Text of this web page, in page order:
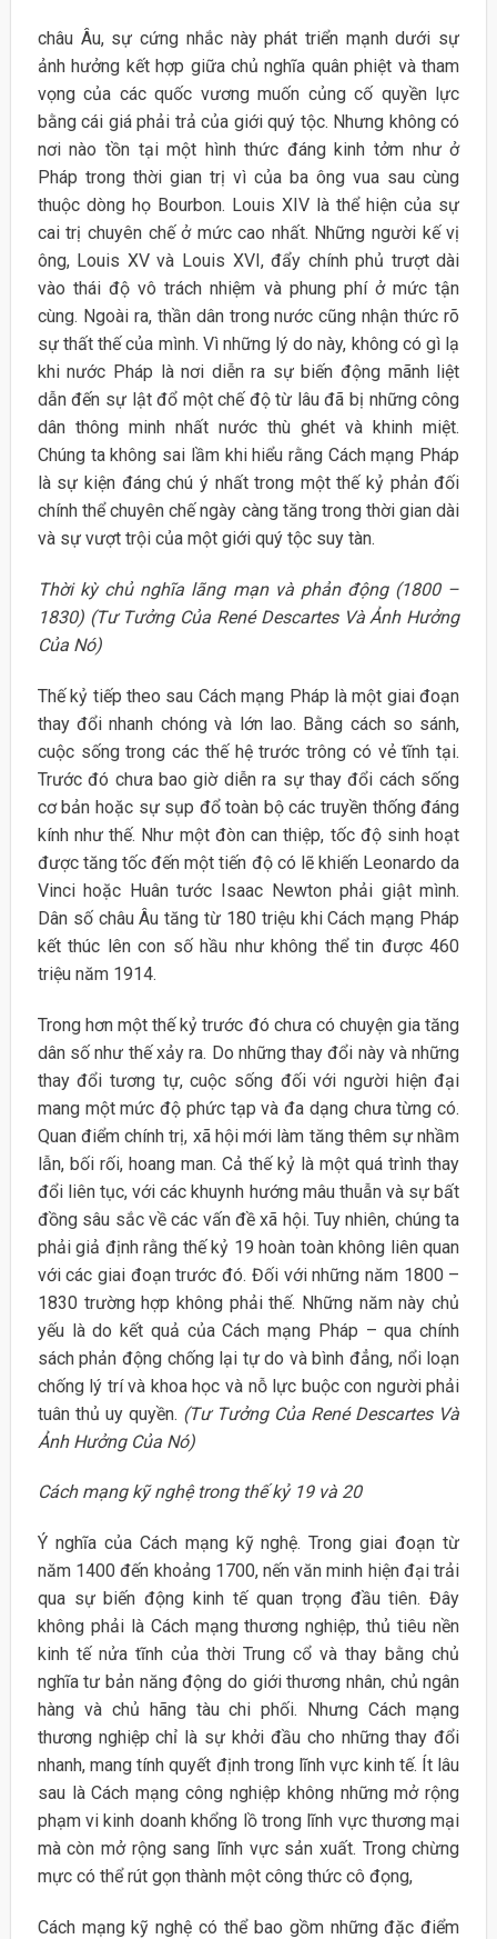
châu Âu, sự cứng nhắc này phát triển mạnh dưới sự
ảnh hưởng kết hợp giữa chủ nghĩa quân phiệt và tham
vọng của các quốc vương muốn củng cố quyền lực
bằng cái giá phải trả của giới quý tộc. Nhưng không có
nơi nào tồn tại một hình thức đáng kinh tởm như ở
Pháp trong thời gian trị vì của ba ông vua sau cùng
thuộc dòng họ Bourbon. Louis XIV là thể hiện của sự
cai trị chuyên chế ở mức cao nhất. Những người kế vị
ông, Louis XV và Louis XVI, đẩy chính phủ trượt dài
vào thái độ vô trách nhiệm và phung phí ở mức tận
cùng. Ngoài ra, thần dân trong nước cũng nhận thức rõ
sự thất thế của mình. Vì những lý do này, không có gì lạ
khi nước Pháp là nơi diễn ra sự biến động mãnh liệt
dẫn đến sự lật đổ một chế độ từ lâu đã bị những công
dân thông minh nhất nước thù ghét và khinh miệt.
Chúng ta không sai lầm khi hiểu rằng Cách mạng Pháp
là sự kiện đáng chú ý nhất trong một thế kỷ phản đối
chính thể chuyên chế ngày càng tăng trong thời gian dài
và sự vượt trội của một giới quý tộc suy tàn.
Thời kỳ chủ nghĩa lãng mạn và phản động (1800 –
1830) (Tư Tưởng Của René Descartes Và Ảnh Hưởng
Của Nó)
Thế kỷ tiếp theo sau Cách mạng Pháp là một giai đoạn
thay đổi nhanh chóng và lớn lao. Bằng cách so sánh,
cuộc sống trong các thế hệ trước trông có vẻ tĩnh tại.
Trước đó chưa bao giờ diễn ra sự thay đổi cách sống
cơ bản hoặc sự sụp đổ toàn bộ các truyền thống đáng
kính như thế. Như một đòn can thiệp, tốc độ sinh hoạt
được tăng tốc đến một tiến độ có lẽ khiến Leonardo da
Vinci hoặc Huân tước Isaac Newton phải giật mình.
Dân số châu Âu tăng từ 180 triệu khi Cách mạng Pháp
kết thúc lên con số hầu như không thể tin được 460
triệu năm 1914.
Trong hơn một thế kỷ trước đó chưa có chuyện gia tăng
dân số như thế xảy ra. Do những thay đổi này và những
thay đổi tương tự, cuộc sống đối với người hiện đại
mang một mức độ phức tạp và đa dạng chưa từng có.
Quan điểm chính trị, xã hội mới làm tăng thêm sự nhầm
lẫn, bối rối, hoang man. Cả thế kỷ là một quá trình thay
đổi liên tục, với các khuynh hướng mâu thuẫn và sự bất
đồng sâu sắc về các vấn đề xã hội. Tuy nhiên, chúng ta
phải giả định rằng thế kỷ 19 hoàn toàn không liên quan
với các giai đoạn trước đó. Đối với những năm 1800 –
1830 trường hợp không phải thế. Những năm này chủ
yếu là do kết quả của Cách mạng Pháp – qua chính
sách phản động chống lại tự do và bình đẳng, nổi loạn
chống lý trí và khoa học và nỗ lực buộc con người phải
tuân thủ uy quyền. (Tư Tưởng Của René Descartes Và
Ảnh Hưởng Của Nó)
Cách mạng kỹ nghệ trong thế kỷ 19 và 20
Ý nghĩa của Cách mạng kỹ nghệ. Trong giai đoạn từ
năm 1400 đến khoảng 1700, nến văn minh hiện đại trải
qua sự biến động kinh tế quan trọng đầu tiên. Đây
không phải là Cách mạng thương nghiệp, thủ tiêu nền
kinh tế nửa tĩnh của thời Trung cổ và thay bằng chủ
nghĩa tư bản năng động do giới thương nhân, chủ ngân
hàng và chủ hãng tàu chi phối. Nhưng Cách mạng
thương nghiệp chỉ là sự khởi đầu cho những thay đổi
nhanh, mang tính quyết định trong lĩnh vực kinh tế. Ít lâu
sau là Cách mạng công nghiệp không những mở rộng
phạm vi kinh doanh khổng lồ trong lĩnh vực thương mại
mà còn mở rộng sang lĩnh vực sản xuất. Trong chừng
mực có thể rút gọn thành một công thức cô đọng,
Cách mạng kỹ nghệ có thể bao gồm những đặc điểm